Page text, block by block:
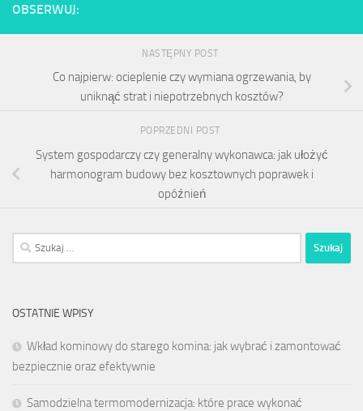
OBSERWUJ:
NASTĘPNY POST
Co najpierw: ocieplenie czy wymiana ogrzewania, by
uniknąć strat i niepotrzebnych kosztów?
POPRZEDNI POST
System gospodarczy czy generalny wykonawca: jak ułożyć
harmonogram budowy bez kosztownych poprawek i
opóźnień
Szukaj:
OSTATNIE WPISY
Wkład kominowy do starego komina: jak wybrać i zamontować
bezpiecznie oraz efektywnie
Samodzielna termomodernizacja: które prace wykonać